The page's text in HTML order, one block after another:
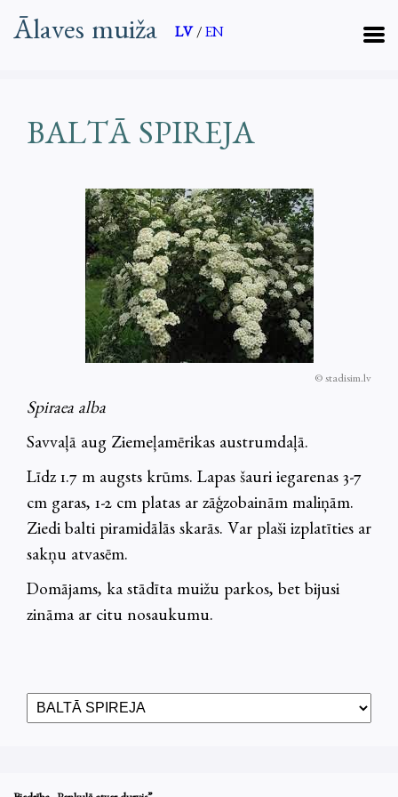
Ālaves muiža LV / EN
BALTĀ SPIREJA
© stadisim.lv
Spiraea alba
Savvaļā aug Ziemeļamērikas austrumdaļā.
Līdz 1.7 m augsts krūms. Lapas šauri iegarenas 3-7
cm garas, 1-2 cm platas ar zāģzobainām maliņām.
Ziedi balti piramidālās skarās. Var plaši izplatīties ar
sakņu atvasēm.
Domājams, ka stādīta muižu parkos, bet bijusi
zināma ar citu nosaukumu.